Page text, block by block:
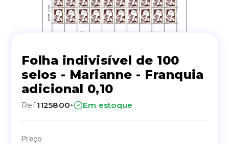
Folha indivisível de 100
selos - Marianne - Franquia
adicional 0,10
Ref.1125800· Em estoque
Preço